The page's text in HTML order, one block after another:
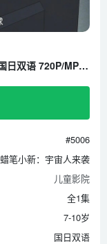
动画电影《蜡笔小新：宇宙人来袭》全1集 国日双语 720P/MP4/2.44G 百度云网盘下载
#5006
蜡笔小新：宇宙人来袭
儿童影院
全1集
7-10岁
国日双语